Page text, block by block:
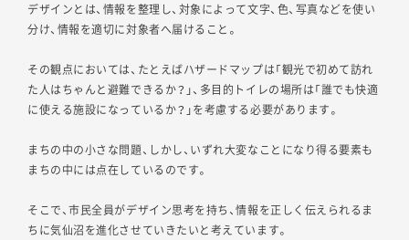
デザインとは、情報を整理し、対象によって文字、色、写真などを使い
分け、情報を適切に対象者へ届けること。
その観点においては、たとえばハザードマップは「観光で初めて訪れ
た人はちゃんと避難できるか？」、多目的トイレの場所は「誰でも快適
に使える施設になっているか？」を考慮する必要があります。
まちの中の小さな問題、しかし、いずれ大変なことになり得る要素も
まちの中には点在しているのです。
そこで、市民全員がデザイン思考を持ち、情報を正しく伝えられるま
ちに気仙沼を進化させていきたいと考えています。